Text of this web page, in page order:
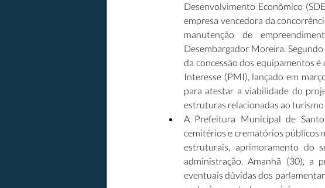
Desenvolvimento Econômico
empresa vencedora da
manutenção de
Desembargador Moreira.
da concessão dos equipamentos
Interesse (PMI), lançado em
para atestar a viabilidade do
estruturas relacionadas ao turismo
A Prefeitura Municipal de
cemitérios e crematórios públicos
estruturais, aprimoramento do
administração. Amanhã (30), a
eventuais dúvidas dos